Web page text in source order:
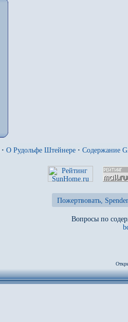
· О Рудольфе Штейнере · Содержание
Пожертвовать,
Вопросы по